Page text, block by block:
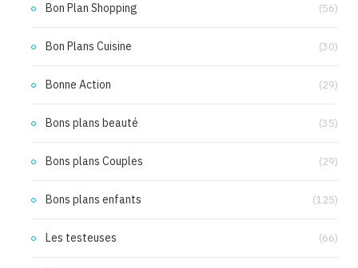
Bon Plan Shopping (56)
Bon Plans Cuisine (30)
Bonne Action (29)
Bons plans beauté (35)
Bons plans Couples (29)
Bons plans enfants (125)
Les testeuses (66)